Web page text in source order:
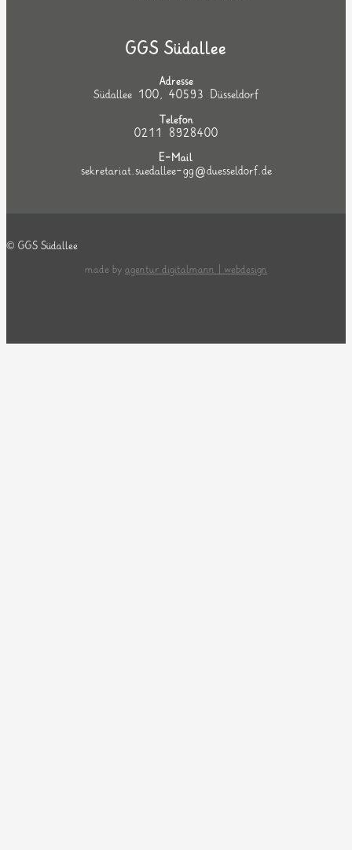
GGS Südallee
Adresse
Südallee 100, 40593 Düsseldorf
Telefon
0211 8928400
E-Mail
sekretariat.suedallee-gg@duesseldorf.de
© GGS Südallee
made by agentur digitalmann | webdesign